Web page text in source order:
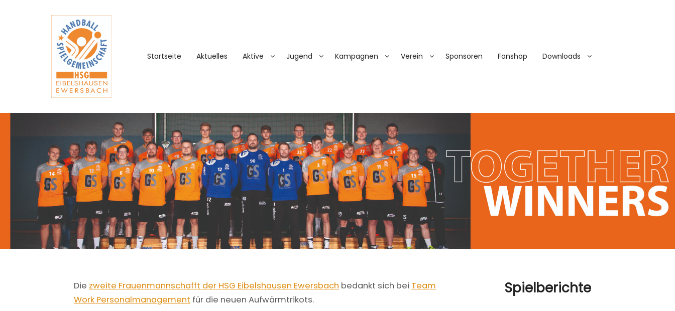
Startseite Aktuelles Aktive Jugend Kampagnen Verein Sponsoren Fanshop Downloads
Die zweite Frauenmannschafft der HSG Eibelshausen Ewersbach bedankt sich bei Team
Work Personalmanagement für die neuen Aufwärmtrikots.
Spielberichte